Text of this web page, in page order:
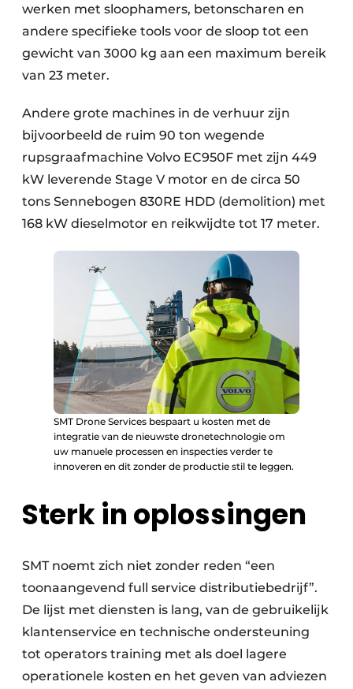
werken met sloophamers, betonscharen en
andere specifieke tools voor de sloop tot een
gewicht van 3000 kg aan een maximum bereik
van 23 meter.
Andere grote machines in de verhuur zijn
bijvoorbeeld de ruim 90 ton wegende
rupsgraafmachine Volvo EC950F met zijn 449
kW leverende Stage V motor en de circa 50
tons Sennebogen 830RE HDD (demolition) met
168 kW dieselmotor en reikwijdte tot 17 meter.
SMT Drone Services bespaart u kosten met de
integratie van de nieuwste dronetechnologie om
uw manuele processen en inspecties verder te
innoveren en dit zonder de productie stil te leggen.
Sterk in oplossingen
SMT noemt zich niet zonder reden “een
toonaangevend full service distributiebedrijf”.
De lijst met diensten is lang, van de gebruikelijk
klantenservice en technische ondersteuning
tot operators training met als doel lagere
operationele kosten en het geven van adviezen